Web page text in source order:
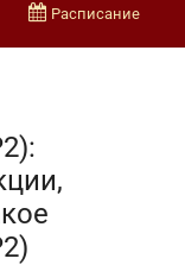
Расписание